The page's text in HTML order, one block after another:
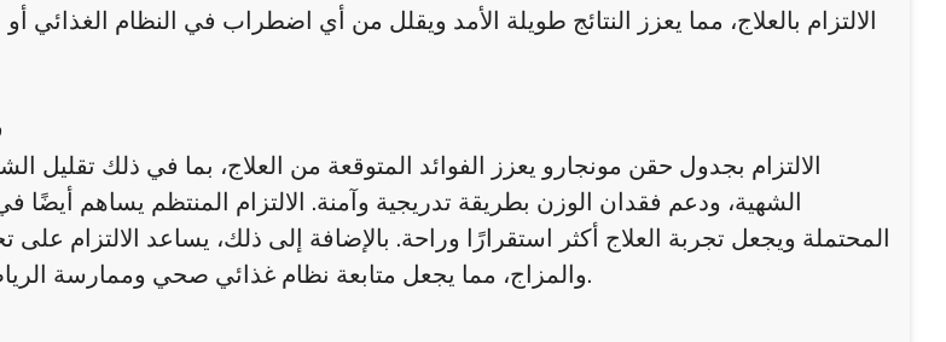
الالتزام بالعلاج، مما يعزز النتائج طويلة الأمد ويقلل من أي اضطراب في النظام الغذائي
الالتزام بجدول حقن مونجارو يعزز الفوائد المتوقعة من العلاج، بما في ذلك تقليل
الشهية، ودعم فقدان الوزن بطريقة تدريجية وآمنة. الالتزام المنتظم يساهم أيضًا في
المحتملة ويجعل تجربة العلاج أكثر استقرارًا وراحة. بالإضافة إلى ذلك، يساعد الالتزام
والمزاج، مما يجعل متابعة نظام غذائي صحي وممارسة الرياضة أكثر سهولة وفاعلية.